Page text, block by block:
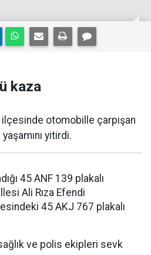
kaza
ilçesinde otomobille çarpışan
yitirdi.
45 ANF 139 plakalı
Ali Rıza Efendi
45 AKJ 767 plakalı
ve polis ekipleri sevk